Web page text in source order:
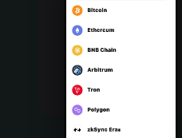
Português (Portugal)
Bahasa Indonesia